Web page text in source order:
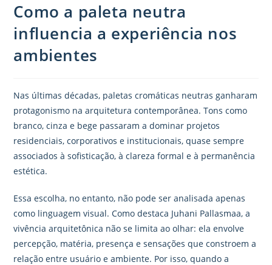
Como a paleta neutra
influencia a experiência nos
ambientes
Nas últimas décadas, paletas cromáticas neutras ganharam
protagonismo na arquitetura contemporânea. Tons como
branco, cinza e bege passaram a dominar projetos
residenciais, corporativos e institucionais, quase sempre
associados à sofisticação, à clareza formal e à permanência
estética.
Essa escolha, no entanto, não pode ser analisada apenas
como linguagem visual. Como destaca Juhani Pallasmaa, a
vivência arquitetônica não se limita ao olhar: ela envolve
percepção, matéria, presença e sensações que constroem a
relação entre usuário e ambiente. Por isso, quando a